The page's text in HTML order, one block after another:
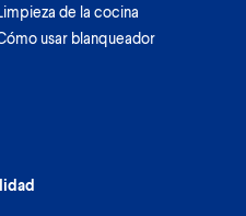
de la cocina
usar blanqueador